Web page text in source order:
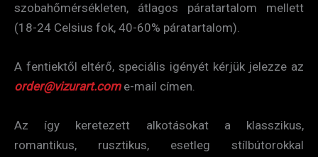
szobahőmérsékleten, átlagos páratartalom mellett
(18-24 Celsius fok, 40-60% páratartalom).
A fentiektől eltérő, speciális igényét kérjük jelezze az
order@vizurart.come-mail címen.
Az így keretezett alkotásokat a klasszikus,
romantikus, rusztikus, esetleg stílbútorokkal